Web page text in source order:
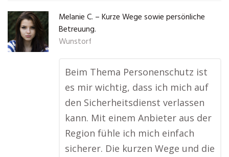
Melanie C. – Kurze Wege sowie persönliche
Betreuung.
Wunstorf
Beim Thema Personenschutz ist
es mir wichtig, dass ich mich auf
den Sicherheitsdienst verlassen
kann. Mit einem Anbieter aus der
Region fühle ich mich einfach
sicherer. Die kurzen Wege und die